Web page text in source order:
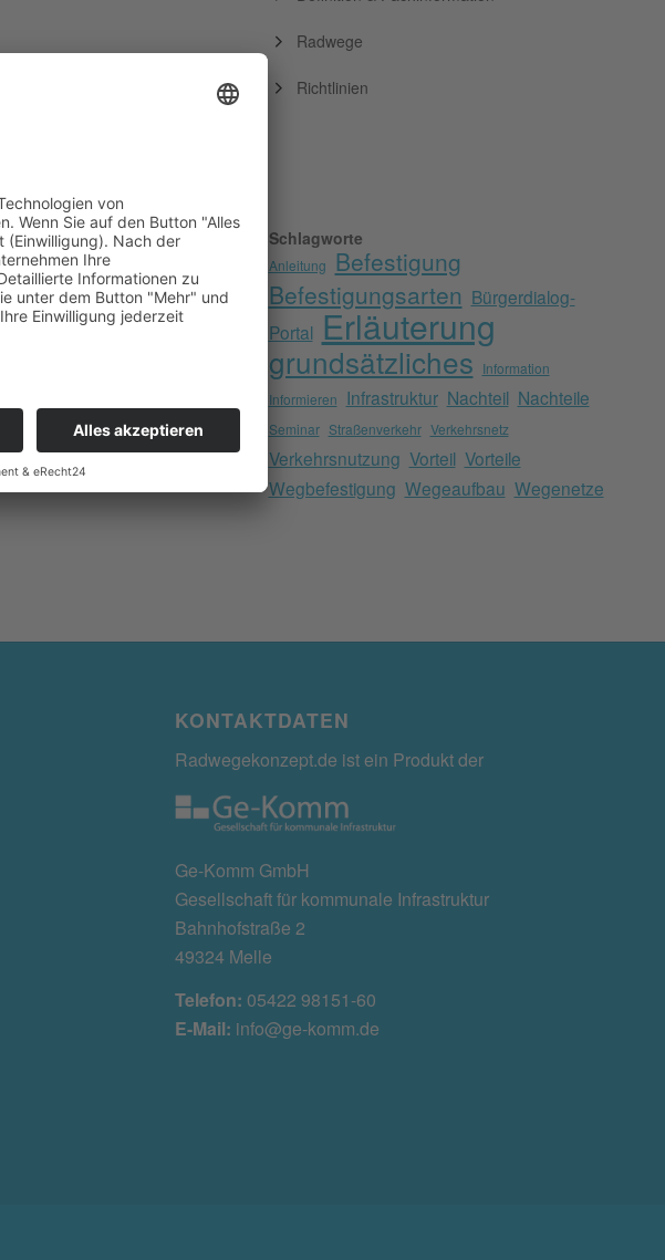
Radwege
Richtlinien
Schlagworte
Anleitung Befestigung
Befestigungsarten Bürgerdialog-
Portal Erläuterung
grundsätzliches Information
Informieren Infrastruktur Nachteil Nachteile
Seminar Straßenverkehr Verkehrsnetz
Verkehrsnutzung Vorteil Vorteile
Wegbefestigung Wegeaufbau Wegenetze
KONTAKTDATEN
Radwegekonzept.de ist ein Produkt der
Ge-Komm GmbH
Gesellschaft für kommunale Infrastruktur
Bahnhofstraße 2
49324 Melle
Telefon: 05422 98151-60
E-Mail: info@ge-komm.de